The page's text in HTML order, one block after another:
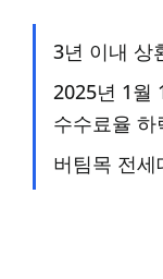
3년 이내 상
2025년 1월
수수료율 하
버팀목 전